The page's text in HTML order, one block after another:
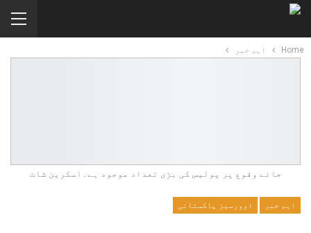
Home اہم خبر
جائے وقوع پر پولیس کی بڑی تعداد موجود ہے۔اسکرین شاٹ
اہم خبر اوورسیز پاکستانی